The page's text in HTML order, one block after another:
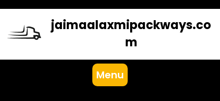
content
jaimaalaxmipackways.co
m
Menu